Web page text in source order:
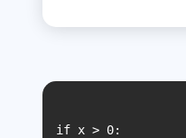
if x > 0: